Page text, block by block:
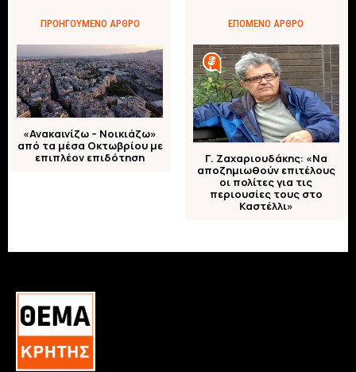
ΠΡΟΗΓΟΎΜΕΝΟ ΆΡΘΡΟ
«Ανακαινίζω – Νοικιάζω»
από τα μέσα Οκτωβρίου με
επιπλέον επιδότηση
ΕΠΌΜΕΝΟ ΆΡΘΡΟ
Γ. Ζαχαριουδάκης: «Να
αποζημιωθούν επιτέλους
οι πολίτες για τις
περιουσίες τους στο
Καστέλλι»